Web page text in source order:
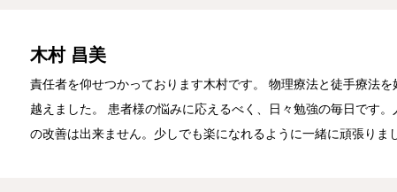
木村 昌美
責任者を仰せつかっております木村です。 物理療法と徒手療法
越えました。 患者様の悩みに応えるべく、日々勉強の毎日です
の改善は出来ません。少しでも楽になれるように一緒に頑張りま